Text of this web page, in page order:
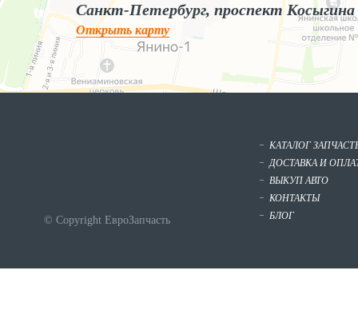
Санкт-Петербург, проспект Косыгина
Открыть карту
© Copyright ЕвроЗапчасть
КАТАЛОГ
ДОСТАВКА И
ВЫКУП АВТО
КОНТАКТЫ
БЛОГ